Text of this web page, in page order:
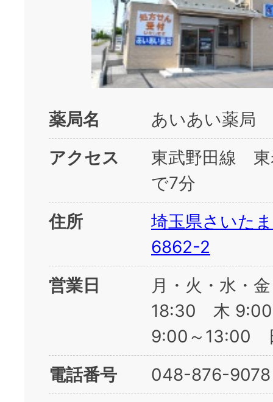
薬局名
あいあい薬局
アクセス
東武野田線 東
で7分
住所
埼玉県さいた
6862-2
営業日
月・火・水・
18:30 木
9:00～13:00
電話番号
048-876-9078